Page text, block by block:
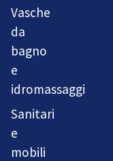
Vasche
da
bagno
e
idromassaggi
Sanitari
e
mobili